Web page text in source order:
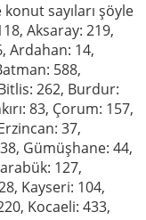
sayıları şöyle
Aksaray: 219,
Ardahan: 14,
588,
262, Burdur:
83, Çorum: 157,
37,
Gümüşhane: 44,
127,
Kayseri: 104,
Kocaeli: 433,